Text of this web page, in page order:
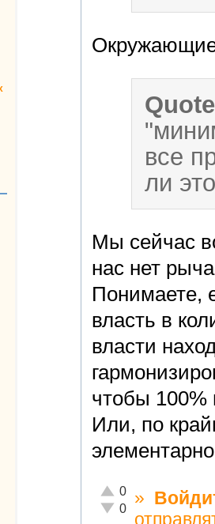
все
ли
Мы сейчас
нас нет
Понимаете,
власть в
власти
чтобы 100%
Или, по
Отлично!
0
Неадекватно!
0
»